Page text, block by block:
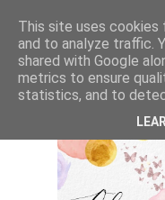
This site uses
and to analyze traffic.
shared with Google
metrics to ensure
statistics, and to